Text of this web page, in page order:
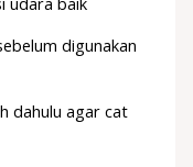
digunakan
dahulu agar cat